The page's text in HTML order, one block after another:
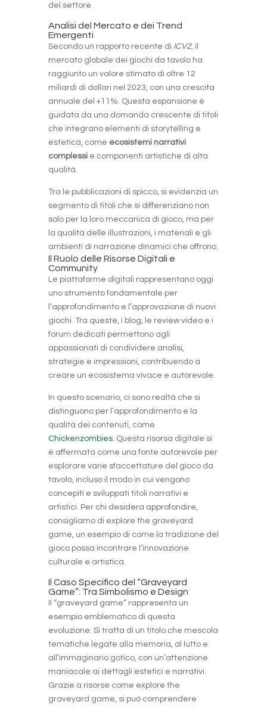
del settore.
Analisi del Mercato e dei Trend
Emergenti
Secondo un rapporto recente di ICV2, il
mercato globale dei giochi da tavolo ha
raggiunto un valore stimato di oltre 12
miliardi di dollari nel 2023, con una crescita
annuale del +11%. Questa espansione è
guidata da una domanda crescente di titoli
che integrano elementi di storytelling e
estetica, come ecosistemi narrativi
complessie componenti artistiche di alta
qualità.
Tra le pubblicazioni di spicco, si evidenzia un
segmento di titoli che si differenziano non
solo per la loro meccanica di gioco, ma per
la qualità delle illustrazioni, i materiali e gli
ambienti di narrazione dinamici che offrono.
Il Ruolo delle Risorse Digitali e
Community
Le piattaforme digitali rappresentano oggi
uno strumento fondamentale per
l’approfondimento e l’approvazione di nuovi
giochi. Tra queste, i blog, le review video e i
forum dedicati permettono agli
appassionati di condividere analisi,
strategie e impressioni, contribuendo a
creare un ecosistema vivace e autorevole.
In questo scenario, ci sono realtà che si
distinguono per l’approfondimento e la
qualità dei contenuti, come
Chickenzombies. Questa risorsa digitale si
è affermata come una fonte autorevole per
esplorare varie sfaccettature del gioco da
tavolo, incluso il modo in cui vengono
concepiti e sviluppati titoli narrativi e
artistici. Per chi desidera approfondire,
consigliamo di explore the graveyard
game, un esempio di come la tradizione del
gioco possa incontrare l’innovazione
culturale e artistica.
Il Caso Specifico del “Graveyard
Game”: Tra Simbolismo e Design
Il “graveyard game” rappresenta un
esempio emblematico di questa
evoluzione. Si tratta di un titolo che mescola
tematiche legate alla memoria, al lutto e
all’immaginario gotico, con un’attenzione
maniacale ai dettagli estetici e narrativi.
Grazie a risorse come explore the
graveyard game, si può comprendere